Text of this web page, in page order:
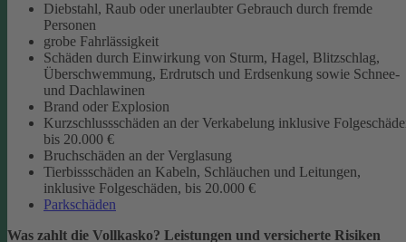
Diebstahl, Raub oder unerlaubter Gebrauch durch fremde
Personen
grobe Fahrlässigkeit
Schäden durch Einwirkung von Sturm, Hagel, Blitzschlag,
Überschwemmung, Erdrutsch und Erdsenkung sowie Schnee-
und Dachlawinen
Brand oder Explosion
Kurzschlussschäden an der Verkabelung inklusive
bis 20.000 €
Bruchschäden an der Verglasung
Tierbissschäden an Kabeln, Schläuchen und Leitungen,
inklusive Folgeschäden, bis 20.000 €
Parkschäden
Was zahlt die Vollkasko? Leistungen und versicherte Risiken